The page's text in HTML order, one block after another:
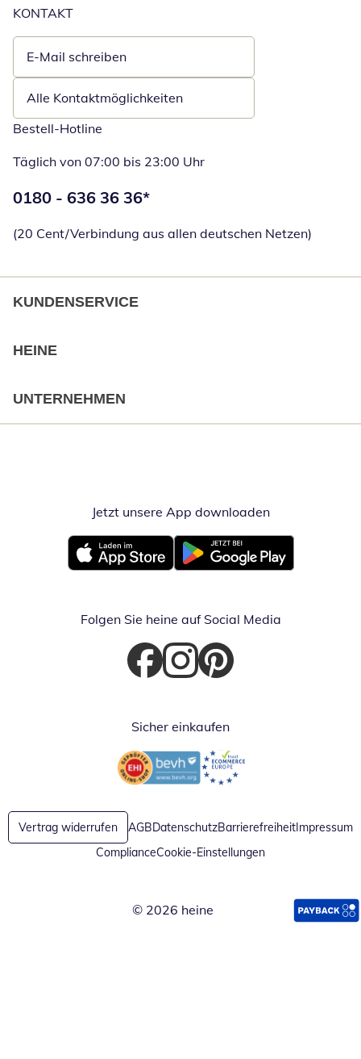
KONTAKT
E-Mail schreiben
Öffnet E-Mail-Client
Alle Kontaktmöglichkeiten
Bestell-Hotline
Täglich von 07:00 bis 23:00 Uhr
Telefonnummer:
0180 - 636 36 36*
(20 Cent/Verbindung aus allen deutschen Netzen)
KUNDENSERVICE
HEINE
UNTERNEHMEN
Jetzt unsere App downloadenÖffnet in
Öffnet in neuem FensterÖffnet in neuem Fenster
Folgen Sie heine auf Social Media
Öffnet in neuem Fenster
Öffnet in neuem Fenster
Öffnet in neuem Fenster
Sicher einkaufen
Öffnet in neuem FensterÖffnet in neuem Fenster
Vertrag widerrufen AGBDatenschutzBarrierefreiheitImpressum
ComplianceCookie-Einstellungen
© 2026 heine